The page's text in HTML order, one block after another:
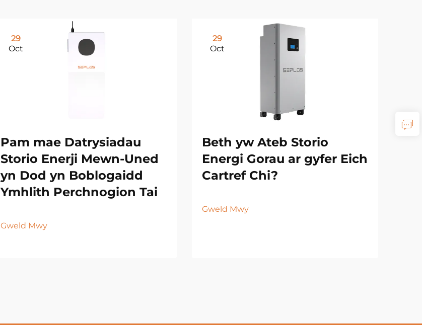
29
Oct
Pam mae Datrysiadau
Storio Enerji Mewn-Uned
yn Dod yn Boblogaidd
Ymhlith Perchnogion Tai
Gweld Mwy
29
Oct
Beth yw Ateb Storio
Energi Gorau ar gyfer Eich
Cartref Chi?
Gweld Mwy